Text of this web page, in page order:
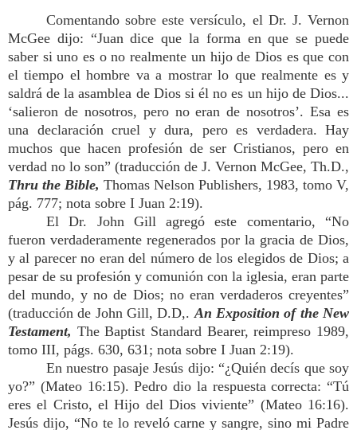
Comentando sobre este versículo, el Dr. J. Vernon
McGee dijo: “Juan dice que la forma en que se puede
saber si uno es o no realmente un hijo de Dios es que con
el tiempo el hombre va a mostrar lo que realmente es y
saldrá de la asamblea de Dios si él no es un hijo de Dios...
‘salieron de nosotros, pero no eran de nosotros’. Esa es
una declaración cruel y dura, pero es verdadera. Hay
muchos que hacen profesión de ser Cristianos, pero en
verdad no lo son” (traducción de J. Vernon McGee, Th.D.,
Thru the Bible, Thomas Nelson Publishers, 1983, tomo V,
pág. 777; nota sobre I Juan 2:19).
El Dr. John Gill agregó este comentario, “No
fueron verdaderamente regenerados por la gracia de Dios,
y al parecer no eran del número de los elegidos de Dios; a
pesar de su profesión y comunión con la iglesia, eran parte
del mundo, y no de Dios; no eran verdaderos creyentes”
(traducción de John Gill, D.D,.An Exposition of the New
Testament, The Baptist Standard Bearer, reimpreso 1989,
tomo III, págs. 630, 631; nota sobre I Juan 2:19).
En nuestro pasaje Jesús dijo: “¿Quién decís que soy
yo?” (Mateo 16:15). Pedro dio la respuesta correcta: “Tú
eres el Cristo, el Hijo del Dios viviente” (Mateo 16:16).
Jesús dijo, “No te lo reveló carne y sangre, sino mi Padre